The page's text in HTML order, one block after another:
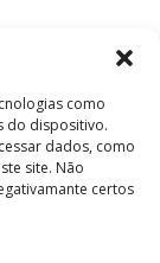
como
do dispositivo.
dados, como
site. Não
certos